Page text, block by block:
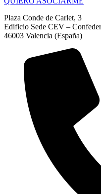
Plaza Conde de Carlet, 3
Edificio Sede CEV –
46003 Valencia (España)